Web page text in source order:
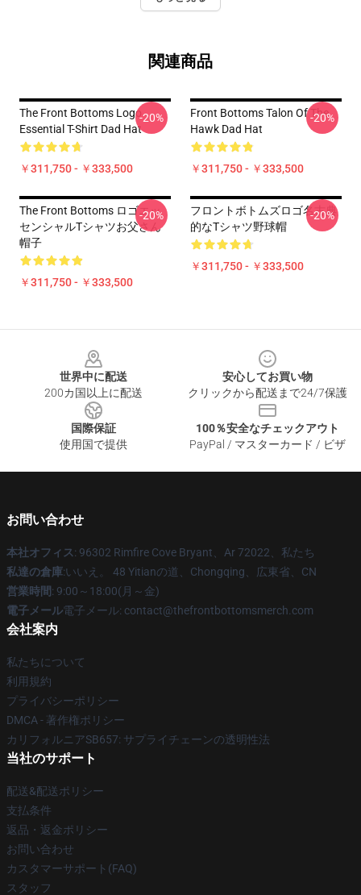
関連商品
The Front Bottoms Logo
Essential T-Shirt Dad Hat
￥311,750 - ￥333,500
-20%
Front Bottoms Talon Of The
Hawk Dad Hat
￥311,750 - ￥333,500
-20%
The Front Bottoms ロゴエッ
センシャルTシャツお父さん
帽子
￥311,750 - ￥333,500
-20%
フロントボトムズロゴ名古典
的なTシャツ野球帽
￥311,750 - ￥333,500
-20%
世界中に配送
200カ国以上に配送
安心してお買い物
クリックから配送まで24/7保護
国際保証
使用国で提供
100％安全なチェックアウト
PayPal / マスターカード / ビザ
お問い合わせ
本社オフィス: 96302 Rimfire Cove Bryant、Ar 72022、私たち
私達の倉庫:いいえ。 48 Yitianの道、Chongqing、広東省、CN
営業時間: 9:00～18:00(月～金)
電子メール電子メール: contact@thefrontbottomsmerch.com
会社案内
私たちについて
利用規約
プライバシーポリシー
DMCA - 著作権ポリシー
カリフォルニアSB657: サプライチェーンの透明性法
当社のサポート
配送&配送ポリシー
支払条件
返品・返金ポリシー
お問い合わせ
カスタマーサポート(FAQ)
スタッフ